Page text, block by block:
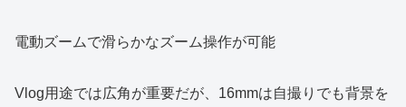
電動ズームで滑らかなズーム操作が可能
Vlog用途では広角が重要だが、16mmは自撮りでも背景を